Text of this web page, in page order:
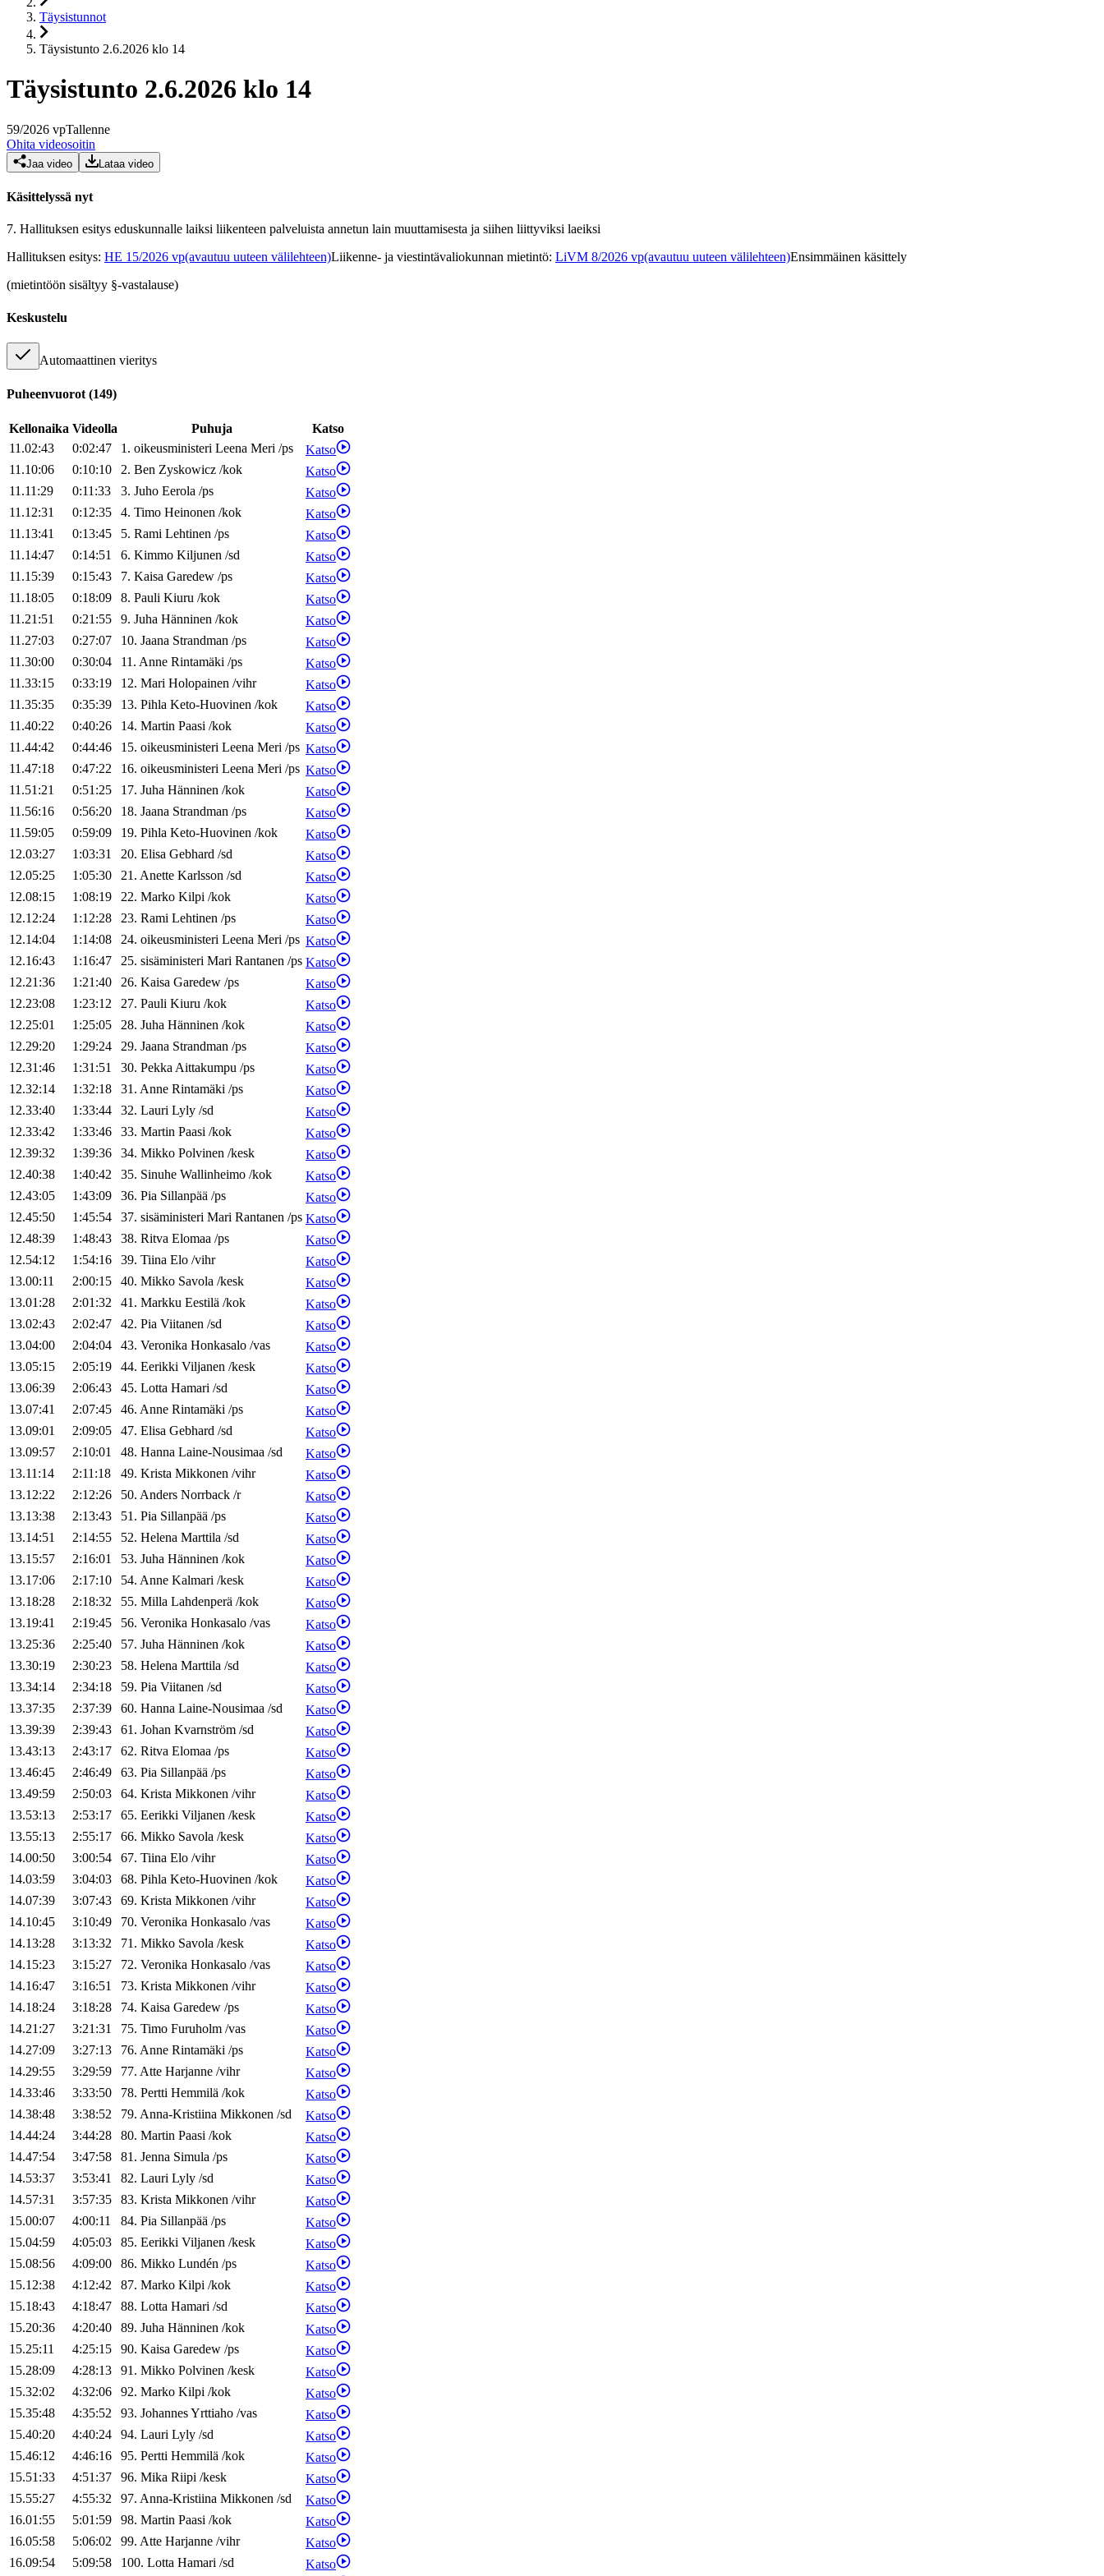
Täysistunnot
Täysistunto 2.6.2026 klo 14
Täysistunto 2.6.2026 klo 14
59/2026 vpTallenne
Ohita videosoitin
Jaa video Lataa video
Käsittelyssä nyt
7. Hallituksen esitys eduskunnalle laiksi liikenteen palveluista annetun lain muuttamisesta ja siihen liittyviksi laeiksi
Hallituksen esitys: HE 15/2026 vp(avautuu uuteen välilehteen)Liikenne- ja viestintävaliokunnan mietintö: LiVM 8/2026 vp(avautuu uuteen välilehteen)Ensimmäinen käsittely
(mietintöön sisältyy §-vastalause)
Keskustelu
Automaattinen vieritys
Puheenvuorot (149)
Kellonaika Videolla Puhuja
Katso
11.02:43
0:02:47 1. oikeusministeri Leena Meri /ps
Katso
11.10:06
0:10:10 2. Ben Zyskowicz /kok
Katso
11.11:29
0:11:33 3. Juho Eerola /ps
Katso
11.12:31
0:12:35 4. Timo Heinonen /kok
Katso
11.13:41
0:13:45 5. Rami Lehtinen /ps
Katso
11.14:47
0:14:51 6. Kimmo Kiljunen /sd
Katso
11.15:39
0:15:43 7. Kaisa Garedew /ps
Katso
11.18:05
0:18:09 8. Pauli Kiuru /kok
Katso
11.21:51
0:21:55 9. Juha Hänninen /kok
Katso
11.27:03
0:27:07 10. Jaana Strandman /ps
Katso
11.30:00
0:30:04 11. Anne Rintamäki /ps
Katso
11.33:15
0:33:19 12. Mari Holopainen /vihr
Katso
11.35:35
0:35:39 13. Pihla Keto-Huovinen /kok
Katso
11.40:22
0:40:26 14. Martin Paasi /kok
Katso
11.44:42
0:44:46 15. oikeusministeri Leena Meri /ps Katso
11.47:18
0:47:22 16. oikeusministeri Leena Meri /ps Katso
11.51:21
0:51:25 17. Juha Hänninen /kok
Katso
11.56:16
0:56:20 18. Jaana Strandman /ps
Katso
11.59:05
0:59:09 19. Pihla Keto-Huovinen /kok
Katso
12.03:27
1:03:31 20. Elisa Gebhard /sd
Katso
12.05:25
1:05:30 21. Anette Karlsson /sd
Katso
12.08:15
1:08:19 22. Marko Kilpi /kok
Katso
12.12:24
1:12:28 23. Rami Lehtinen /ps
Katso
12.14:04
1:14:08 24. oikeusministeri Leena Meri /ps Katso
12.16:43
1:16:47 25. sisäministeri Mari Rantanen /ps Katso
12.21:36
1:21:40 26. Kaisa Garedew /ps
Katso
12.23:08
1:23:12 27. Pauli Kiuru /kok
Katso
12.25:01
1:25:05 28. Juha Hänninen /kok
Katso
12.29:20
1:29:24 29. Jaana Strandman /ps
Katso
12.31:46
1:31:51 30. PekkaAittakumpu /ps
Katso
12.32:14
1:32:18 31. Anne Rintamäki /ps
Katso
12.33:40
1:33:44 32. Lauri Lyly /sd
Katso
12.33:42
1:33:46 33. Martin Paasi /kok
Katso
12.39:32
1:39:36 34. Mikko Polvinen /kesk
Katso
12.40:38
1:40:42 35. Sinuhe Wallinheimo /kok
Katso
12.43:05
1:43:09 36. Pia Sillanpää /ps
Katso
12.45:50
1:45:54 37. sisäministeri Mari Rantanen /ps Katso
12.48:39
1:48:43 38. Ritva Elomaa /ps
Katso
12.54:12
1:54:16 39. Tiina Elo /vihr
Katso
13.00:11
2:00:15 40. Mikko Savola /kesk
Katso
13.01:28
2:01:32 41. Markku Eestilä /kok
Katso
13.02:43
2:02:47 42. Pia Viitanen /sd
Katso
13.04:00
2:04:04 43. Veronika Honkasalo /vas
Katso
13.05:15
2:05:19 44. Eerikki Viljanen /kesk
Katso
13.06:39
2:06:43 45. Lotta Hamari /sd
Katso
13.07:41
2:07:45 46. Anne Rintamäki /ps
Katso
13.09:01
2:09:05 47. Elisa Gebhard /sd
Katso
13.09:57
2:10:01 48. Hanna Laine-Nousimaa /sd
Katso
13.11:14
2:11:18 49. Krista Mikkonen /vihr
Katso
13.12:22
2:12:26 50. Anders Norrback /r
Katso
13.13:38
2:13:43 51. Pia Sillanpää /ps
Katso
13.14:51
2:14:55 52. Helena Marttila /sd
Katso
13.15:57
2:16:01 53. Juha Hänninen /kok
Katso
13.17:06
2:17:10 54. Anne Kalmari /kesk
Katso
13.18:28
2:18:32 55. Milla Lahdenperä /kok
Katso
13.19:41
2:19:45 56. Veronika Honkasalo /vas
Katso
13.25:36
2:25:40 57. Juha Hänninen /kok
Katso
13.30:19
2:30:23 58. Helena Marttila /sd
Katso
13.34:14
2:34:18 59. Pia Viitanen /sd
Katso
13.37:35
2:37:39 60. Hanna Laine-Nousimaa /sd
Katso
13.39:39
2:39:43 61. Johan Kvarnström /sd
Katso
13.43:13
2:43:17 62. Ritva Elomaa /ps
Katso
13.46:45
2:46:49 63. Pia Sillanpää /ps
Katso
13.49:59
2:50:03 64. Krista Mikkonen /vihr
Katso
13.53:13
2:53:17 65. Eerikki Viljanen /kesk
Katso
13.55:13
2:55:17 66. Mikko Savola /kesk
Katso
14.00:50
3:00:54 67. Tiina Elo /vihr
Katso
14.03:59
3:04:03 68. Pihla Keto-Huovinen /kok
Katso
14.07:39
3:07:43 69. Krista Mikkonen /vihr
Katso
14.10:45
3:10:49 70. Veronika Honkasalo /vas
Katso
14.13:28
3:13:32 71. Mikko Savola /kesk
Katso
14.15:23
3:15:27 72. Veronika Honkasalo /vas
Katso
14.16:47
3:16:51 73. Krista Mikkonen /vihr
Katso
14.18:24
3:18:28 74. Kaisa Garedew /ps
Katso
14.21:27
3:21:31 75. Timo Furuholm /vas
Katso
14.27:09
3:27:13 76. Anne Rintamäki /ps
Katso
14.29:55
3:29:59 77. Atte Harjanne /vihr
Katso
14.33:46
3:33:50 78. Pertti Hemmilä /kok
Katso
14.38:48
3:38:52 79. Anna-Kristiina Mikkonen /sd
Katso
14.44:24
3:44:28 80. Martin Paasi /kok
Katso
14.47:54
3:47:58 81. Jenna Simula /ps
Katso
14.53:37
3:53:41 82. Lauri Lyly /sd
Katso
14.57:31
3:57:35 83. Krista Mikkonen /vihr
Katso
15.00:07
4:00:11 84. Pia Sillanpää /ps
Katso
15.04:59
4:05:03 85. Eerikki Viljanen /kesk
Katso
15.08:56
4:09:00 86. Mikko Lundén /ps
Katso
15.12:38
4:12:42 87. Marko Kilpi /kok
Katso
15.18:43
4:18:47 88. Lotta Hamari /sd
Katso
15.20:36
4:20:40 89. Juha Hänninen /kok
Katso
15.25:11
4:25:15 90. Kaisa Garedew /ps
Katso
15.28:09
4:28:13 91. Mikko Polvinen /kesk
Katso
15.32:02
4:32:06 92. Marko Kilpi /kok
Katso
15.35:48
4:35:52 93. JohannesYrttiaho /vas
Katso
15.40:20
4:40:24 94. Lauri Lyly /sd
Katso
15.46:12
4:46:16 95. Pertti Hemmilä /kok
Katso
15.51:33
4:51:37 96. Mika Riipi /kesk
Katso
15.55:27
4:55:32 97. Anna-Kristiina Mikkonen /sd
Katso
16.01:55
5:01:59 98. Martin Paasi /kok
Katso
16.05:58
5:06:02 99. Atte Harjanne /vihr
Katso
16.09:54
5:09:58 100. Lotta Hamari /sd Katso